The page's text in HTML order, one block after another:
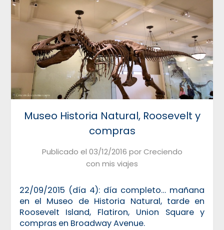
Museo Historia Natural, Roosevelt y
compras
Publicado el 03/12/2016 porCreciendo
con mis viajes
22/09/2015 (día 4): día completo… mañana
en el Museo de Historia Natural, tarde en
Roosevelt Island, Flatiron, Union Square y
compras en Broadway Avenue.